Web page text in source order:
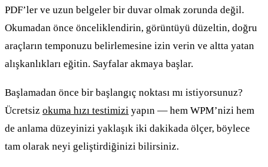
PDF’ler ve uzun belgeler bir duvar olmak zorunda değil.
Okumadan önce önceliklendirin, görüntüyü düzeltin, doğru
araçların temponuzu belirlemesine izin verin ve altta yatan
alışkanlıkları eğitin. Sayfalar akmaya başlar.
Başlamadan önce bir başlangıç noktası mı istiyorsunuz?
Ücretsiz okuma hızı testimizi yapın — hem WPM’nizi hem
de anlama düzeyinizi yaklaşık iki dakikada ölçer, böylece
tam olarak neyi geliştirdiğinizi bilirsiniz.